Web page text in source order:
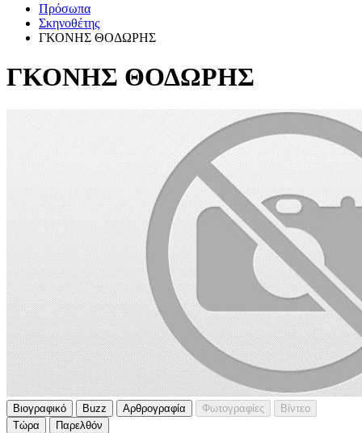
Πρόσωπα
Σκηνοθέτης
ΓΚΟΝΗΣ ΘΟΔΩΡΗΣ
ΓΚΟΝΗΣ ΘΟΔΩΡΗΣ
Βιογραφικό Buzz Αρθρογραφία Φωτογραφίες
Βίντεο
Τώρα
Παρελθόν